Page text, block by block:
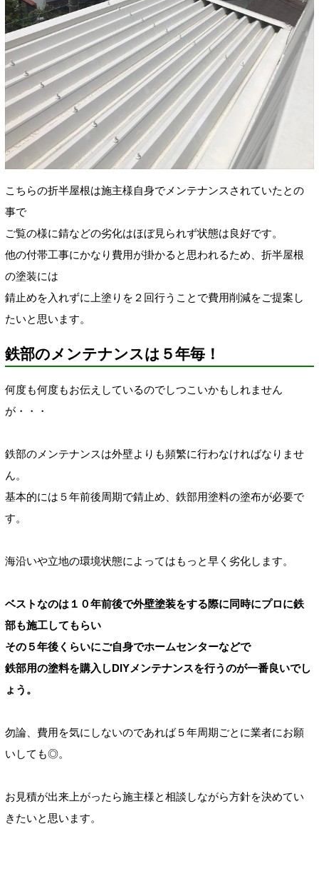
こちらの折半屋根は施主様自身でメンテナンスされていたとの
事で
ご覧の様に錆などの劣化はほぼ見られず状態は良好です。
他の付帯工事にかなり費用が掛かると思われるため、折半屋根
の塗装には
錆止めを入れずに上塗りを２回行うことで費用削減をご提案し
たいと思います。
鉄部のメンテナンスは５年毎！
何度も何度もお伝えしているのでしつこいかもしれません
が・・・
鉄部のメンテナンスは外壁よりも頻繁に行わなければなりませ
ん。
基本的には５年前後周期で錆止め、鉄部用塗料の塗布が必要で
す。
海沿いや立地の環境状態によってはもっと早く劣化します。
ベストなのは１０年前後で外壁塗装をする際に同時にプロに鉄
部も施工してもらい
その５年後くらいにご自身でホームセンターなどで
鉄部用の塗料を購入しDIYメンテナンスを行うのが一番良いでし
ょう。
勿論、費用を気にしないのであれば５年周期ごとに業者にお願
いしても◎。
お見積が出来上がったら施主様と相談しながら方針を決めてい
きたいと思います。